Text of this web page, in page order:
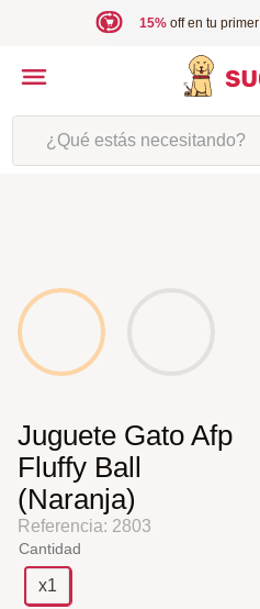
15%off en tu primer
¿Qué estás necesitando?
Juguete Gato Afp
Fluffy Ball
(Naranja)
Referencia: 2803
Cantidad
x1